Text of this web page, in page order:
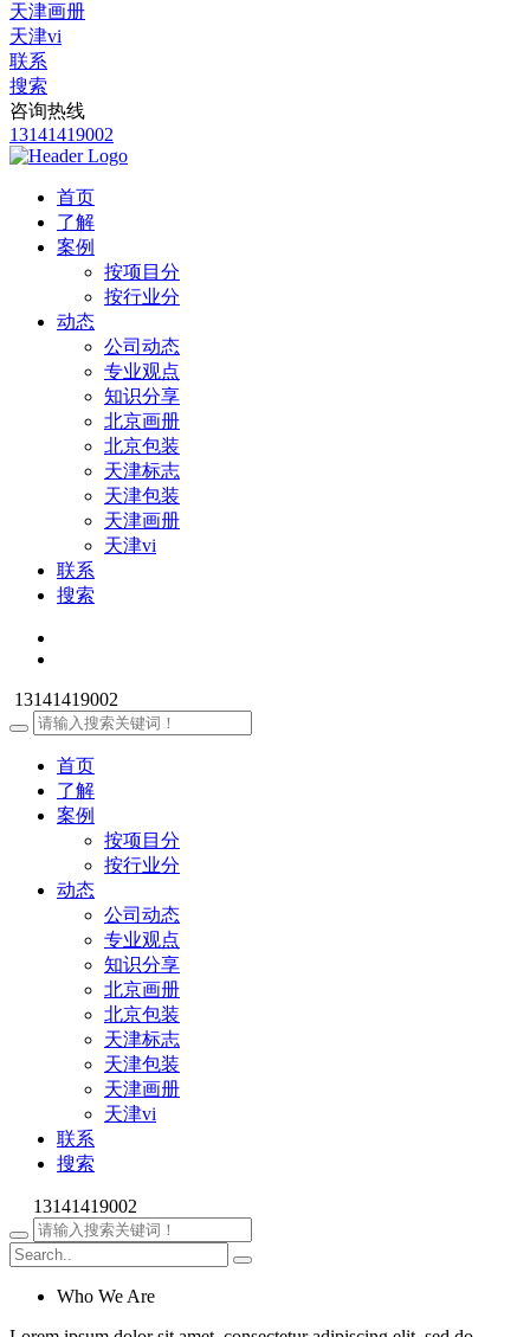
天津画册
天津vi
联系
搜索
咨询热线
13141419002
首页
了解
案例
按项目分
按行业分
动态
公司动态
专业观点
知识分享
北京画册
北京包装
天津标志
天津包装
天津画册
天津vi
联系
搜索
13141419002
首页
了解
案例
按项目分
按行业分
动态
公司动态
专业观点
知识分享
北京画册
北京包装
天津标志
天津包装
天津画册
天津vi
联系
搜索
13141419002
Who We Are